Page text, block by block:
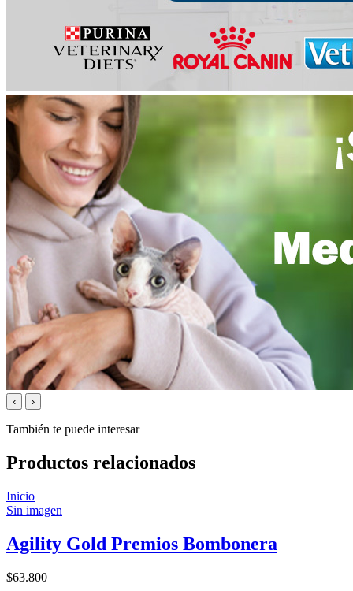
‹ ›
También te puede interesar
Productos relacionados
Inicio
Sin imagen
Agility Gold Premios Bombonera
$63.800